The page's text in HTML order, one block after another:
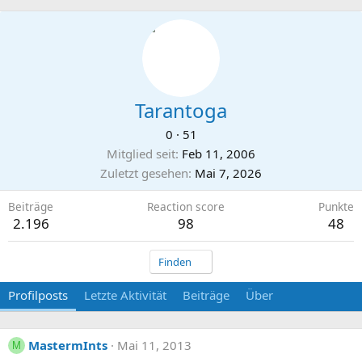
Tarantoga
0 · 51
Mitglied seit Feb 11, 2006
Zuletzt gesehen Mai 7, 2026
Beiträge
2.196
Reaction score
98
Punkte
48
Finden
Profilposts Letzte Aktivität Beiträge Über
M MastermInts
Mai 11, 2013